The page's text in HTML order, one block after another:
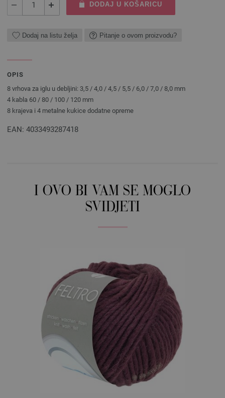
DODAJ U KOŠARICU
Dodaj na listu želja Pitanje o ovom proizvodu?
OPIS
8 vrhova za iglu u debljini: 3,5 / 4,0 / 4,5 / 5,5 / 6,0 / 7,0 / 8,0 mm
4 kabla 60 / 80 / 100 / 120 mm
8 krajeva i 4 metalne kukice dodatne opreme
EAN: 4033493287418
I OVO BI VAM SE MOGLO
SVIDJETI